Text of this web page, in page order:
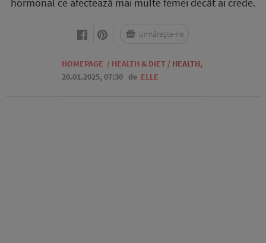
HOMEPAGE / HEALTH & DIET / HEALTH,
20.01.2025, 07:30 de ELLE
Urmărește-ne